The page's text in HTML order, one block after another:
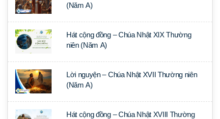
(Năm A)
Hát cộng đồng – Chúa Nhật XIX Thường
niên (Năm A)
Lời nguyện – Chúa Nhật XVII Thường niên
(Năm A)
Hát cộng đồng – Chúa Nhật XVIII Thường